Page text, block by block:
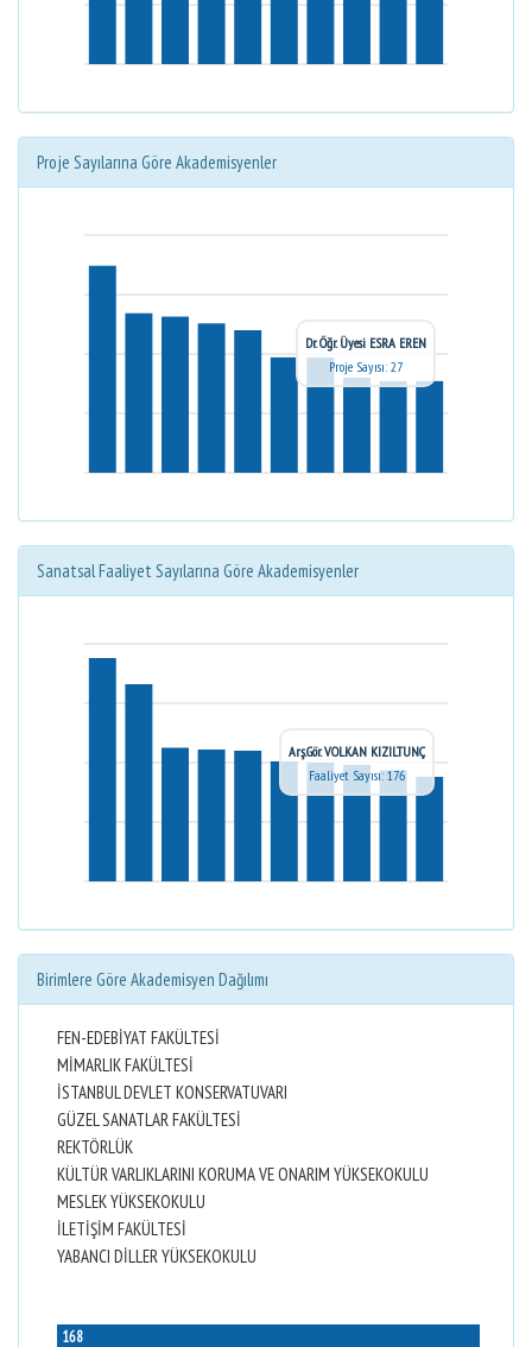
Proje Sayılarına Göre Akademisyenler
Dr. Öğr. Üyesi ESRA EREN
Proje Sayısı: 27
Sanatsal Faaliyet Sayılarına Göre Akademisyenler
Arş.Gör. VOLKAN KIZILTUNÇ
Faaliyet Sayısı: 176
Birimlere Göre Akademisyen Dağılımı
FEN-EDEBİYAT FAKÜLTESİ
MİMARLIK FAKÜLTESİ
İSTANBUL DEVLET KONSERVATUVARI
GÜZEL SANATLAR FAKÜLTESİ
REKTÖRLÜK
KÜLTÜR VARLIKLARINI KORUMA VE ONARIM YÜKSEKOKULU
MESLEK YÜKSEKOKULU
İLETİŞİM FAKÜLTESİ
YABANCI DİLLER YÜKSEKOKULU
168